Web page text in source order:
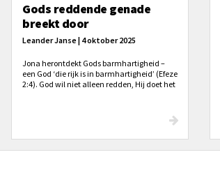
Gods reddende genade
breekt door
Leander Janse | 4 oktober 2025
Jona herontdekt Gods barmhartigheid –
een God ‘die rijk is in barmhartigheid’ (Efeze
2:4). God wil niet alleen redden, Hij doet het
overgave: ‘Wat ik beloofd heb, zal ik